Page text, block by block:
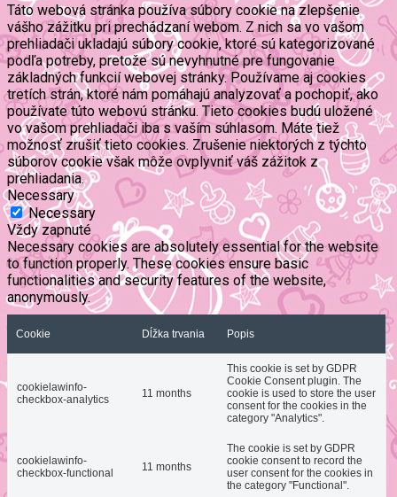
Táto webová stránka používa súbory cookie na zlepšenie
vášho zážitku pri prechádzaní webom. Z nich sa vo vašom
prehliadači ukladajú súbory cookie, ktoré sú kategorizované
podľa potreby, pretože sú nevyhnutné pre fungovanie
základných funkcií webovej stránky. Používame aj cookies
tretích strán, ktoré nám pomáhajú analyzovať a pochopiť, ako
používate túto webovú stránku. Tieto cookies budú uložené
vo vašom prehliadači iba s vaším súhlasom. Máte tiež
možnosť zrušiť tieto cookies. Zrušenie niektorých z týchto
súborov cookie však môže ovplyvniť váš zážitok z
prehliadania.
Necessary
Necessary
Vždy zapnuté
Necessary cookies are absolutely essential for the website
to function properly. These cookies ensure basic
functionalities and security features of the website,
anonymously.
Cookie Dĺžka trvania Popis
cookielawinfo-
checkbox-analytics
11 months
This cookie is set by GDPR
Cookie Consent plugin. The
cookie is used to store the user
consent for the cookies in the
category "Analytics".
cookielawinfo-
checkbox-functional
11 months
The cookie is set by GDPR
cookie consent to record the
user consent for the cookies in
the category "Functional".